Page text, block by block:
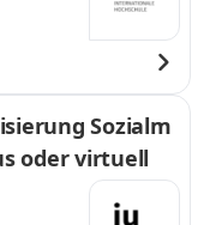
Sozialm
oder virtuell